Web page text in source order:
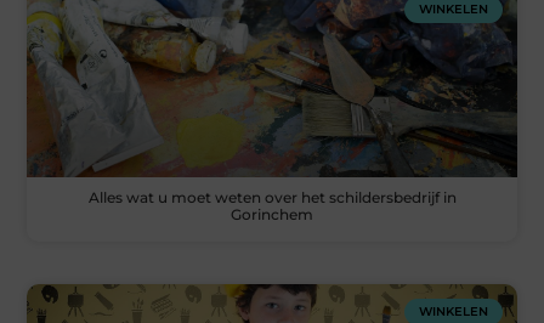
WINKELEN
Alles wat u moet weten over het schildersbedrijf in
Gorinchem
WINKELEN